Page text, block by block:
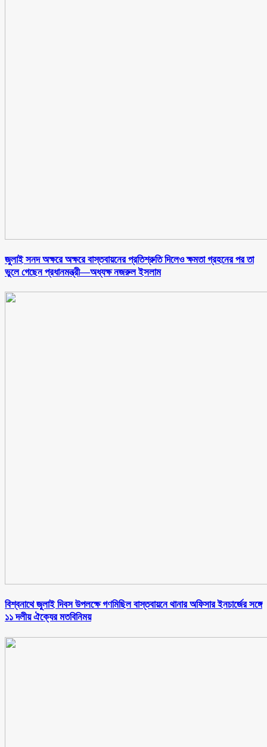
জুলাই সনদ অক্ষরে অক্ষরে বাস্তবায়নের প্রতিশ্রুতি দিলেও ক্ষমতা গ্রহনের পর তা
ভুলে গেছেন প্রধানমন্ত্রী—অধ্যক্ষ নজরুল ইসলাম
বিশ্বনাথে জুলাই দিবস উপলক্ষে গণমিছিল বাস্তবায়নে থানার অফিসার ইনচার্জের সঙ্গে
১১ দলীয় ঐক্যের মতবিনিময়